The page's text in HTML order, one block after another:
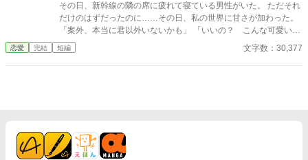
その日、新幹線の隣の席に疲れて寝ている男性がいた。 ただそれ
だけのはずだったのに……その日、私の世界に甘さが加わった。
「案外、本当に君以外いないかも」 「いいの？ こんな可愛いこ
とされたら、本当にもう逃してあげられないけど」 「もう奏葉の
許可なしに近づいたりしない。だから……近づく前に奏葉に聞く
りません。恋愛小説として楽しんで頂ければ幸いです！】
恋愛 完結 短編 文字数：30,377